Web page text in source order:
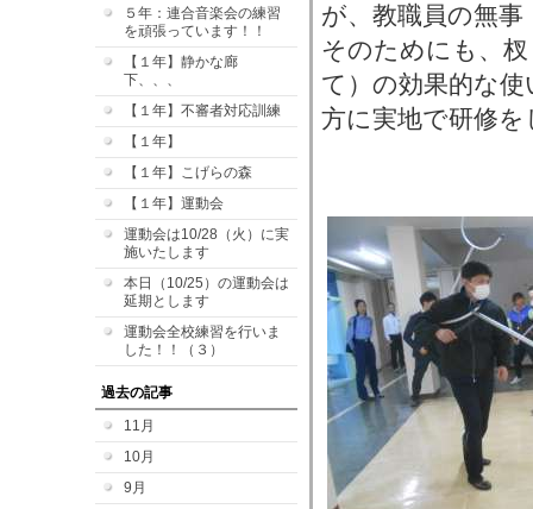
５年：連合音楽会の練習
を頑張っています！！
【１年】静かな廊
下、、、
【１年】不審者対応訓練
【１年】
【１年】こげらの森
【１年】運動会
運動会は10/28（火）に実
施いたします
本日（10/25）の運動会は
延期とします
運動会全校練習を行いま
した！！（３）
過去の記事
11月
10月
9月
が、教職員の無
そのためにも、
て）の効果的な
方に実地で研修